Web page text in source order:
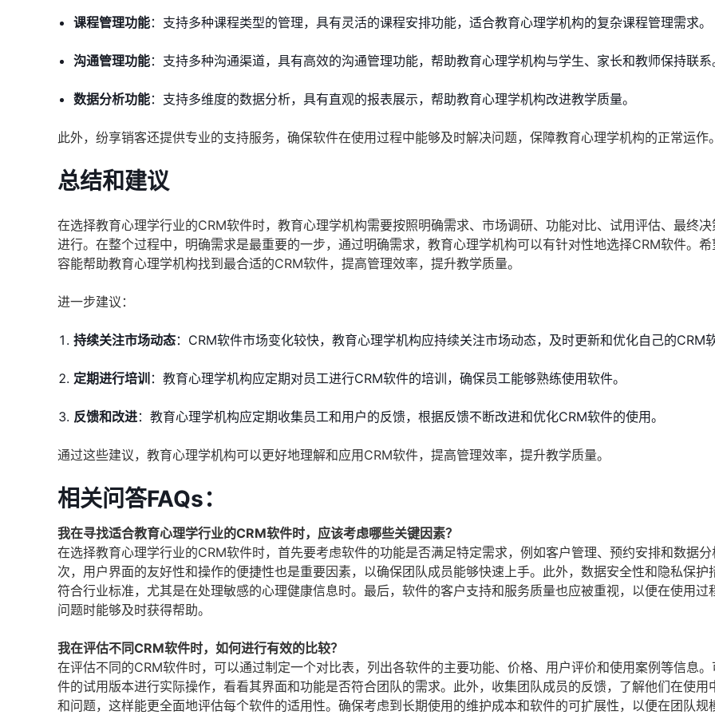
课程管理功能：支持多种课程类型的管理，具有灵活的课程安排功能，适合教育心理学机构的复杂课程管理需求。
沟通管理功能：支持多种沟通渠道，具有高效的沟通管理功能，帮助教育心理学机构与学生、家长和教师保持联系
数据分析功能：支持多维度的数据分析，具有直观的报表展示，帮助教育心理学机构改进教学质量。
此外，纷享销客还提供专业的支持服务，确保软件在使用过程中能够及时解决问题，保障教育心理学机构的正常运作。
总结和建议
在选择教育心理学行业的CRM软件时，教育心理学机构需要按照明确需求、市场调研、功能对比、试用评估、最终决
进行。在整个过程中，明确需求是最重要的一步，通过明确需求，教育心理学机构可以有针对性地选择CRM软件。希
容能帮助教育心理学机构找到最合适的CRM软件，提高管理效率，提升教学质量。
进一步建议：
持续关注市场动态：CRM软件市场变化较快，教育心理学机构应持续关注市场动态，及时更新和优化自己的CRM软
定期进行培训 ：教育心理学机构应定期对员工进行CRM软件的培训，确保员工能够熟练使用软件。
反馈和改进：教育心理学机构应定期收集员工和用户的反馈，根据反馈不断改进和优化CRM软件的使用。
通过这些建议，教育心理学机构可以更好地理解和应用CRM软件，提高管理效率，提升教学质量。
相关问答FAQs：
我在寻找适合教育心理学行业的CRM软件时，应该考虑哪些关键因素？
在选择教育心理学行业的CRM软件时，首先要考虑软件的功能是否满足特定需求，例如客户管理、预约安排和数据
次，用户界面的友好性和操作的便捷性也是重要因素，以确保团队成员能够快速上手。此外，数据安全性和隐私保护
符合行业标准，尤其是在处理敏感的心理健康信息时。最后，软件的客户支持和服务质量也应被重视，以便在使用过
问题时能够及时获得帮助。
我在评估不同CRM软件时，如何进行有效的比较？
在评估不同的CRM软件时，可以通过制定一个对比表，列出各软件的主要功能、价格、用户评价和使用案例等信息
件的试用版本进行实际操作，看看其界面和功能是否符合团队的需求。此外，收集团队成员的反馈，了解他们在使用
和问题，这样能更全面地评估每个软件的适用性。确保考虑到长期使用的维护成本和软件的可扩展性，以便在团队规